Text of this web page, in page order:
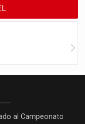
al Campeonato